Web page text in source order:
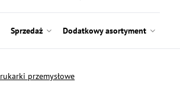
Sprzedaż Dodatkowy asortyment
przemysłowe